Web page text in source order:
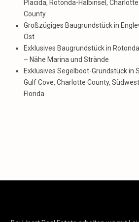
Placida, Rotonda-Halbinsel, Charlotte
County
Großzügiges Baugrundstück in
Ost
Exklusives Baugrundstück in
– Nähe Marina und Strände
Exklusives Segelboot-Grundstück in
Gulf Cove, Charlotte County,
Florida